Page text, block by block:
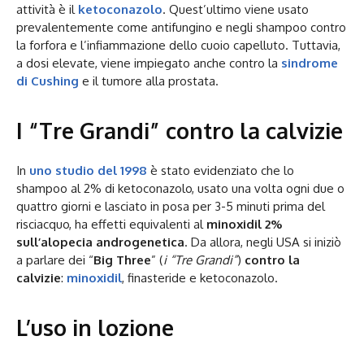
attività è il ketoconazolo. Quest’ultimo viene usato
prevalentemente come antifungino e negli shampoo contro
la forfora e l’infiammazione dello cuoio capelluto. Tuttavia,
a dosi elevate, viene impiegato anche contro la sindrome
di Cushing e il tumore alla prostata.
I “Tre Grandi” contro la calvizie
In uno studio del 1998 è stato evidenziato che lo
shampoo al 2% di ketoconazolo, usato una volta ogni due o
quattro giorni e lasciato in posa per 3-5 minuti prima del
risciacquo, ha effetti equivalenti al minoxidil 2%
sull’alopecia androgenetica. Da allora, negli USA si iniziò
a parlare dei “Big Three” (i “Tre Grandi”) contro la
calvizie: minoxidil, finasteride e ketoconazolo.
L’uso in lozione